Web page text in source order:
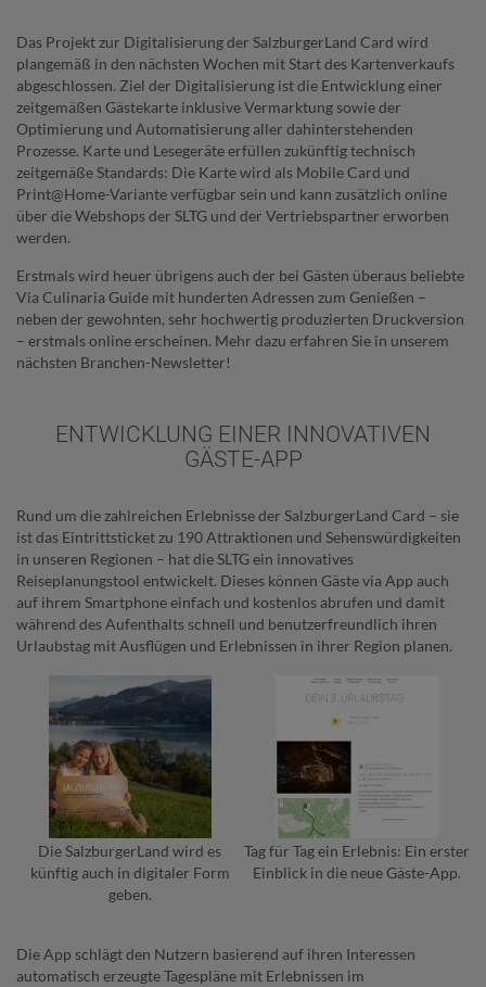
Das Projekt zur Digitalisierung der SalzburgerLand Card wird
plangemäß in den nächsten Wochen mit Start des Kartenverkaufs
abgeschlossen. Ziel der Digitalisierung ist die Entwicklung einer
zeitgemäßen Gästekarte inklusive Vermarktung sowie der
Optimierung und Automatisierung aller dahinterstehenden
Prozesse. Karte und Lesegeräte erfüllen zukünftig technisch
zeitgemäße Standards: Die Karte wird als Mobile Card und
Print@Home-Variante verfügbar sein und kann zusätzlich online
über die Webshops der SLTG und der Vertriebspartner erworben
werden.
Erstmals wird heuer übrigens auch der bei Gästen überaus beliebte
Via Culinaria Guide mit hunderten Adressen zum Genießen –
neben der gewohnten, sehr hochwertig produzierten Druckversion
– erstmals online erscheinen. Mehr dazu erfahren Sie in unserem
nächsten Branchen-Newsletter!
ENTWICKLUNG EINER INNOVATIVEN
GÄSTE-APP
Rund um die zahlreichen Erlebnisse der SalzburgerLand Card – sie
ist das Eintrittsticket zu 190 Attraktionen und Sehenswürdigkeiten
in unseren Regionen – hat die SLTG ein innovatives
Reiseplanungstool entwickelt. Dieses können Gäste via App auch
auf ihrem Smartphone einfach und kostenlos abrufen und damit
während des Aufenthalts schnell und benutzerfreundlich ihren
Urlaubstag mit Ausflügen und Erlebnissen in ihrer Region planen.
Die SalzburgerLand wird es
künftig auch in digitaler Form
geben.
Tag für Tag ein Erlebnis: Ein erster
Einblick in die neue Gäste-App.
Die App schlägt den Nutzern basierend auf ihren Interessen
automatisch erzeugte Tagespläne mit Erlebnissen im